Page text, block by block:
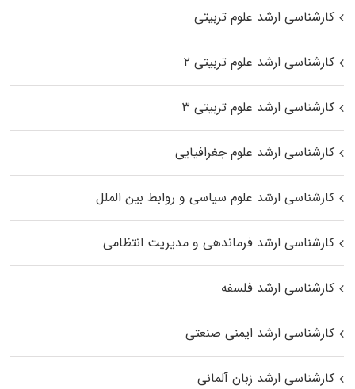
کارشناسی ارشد علوم تربیتی
کارشناسی ارشد علوم تربیتی ۲
کارشناسی ارشد علوم تربیتی ۳
کارشناسی ارشد علوم جغرافیایی
کارشناسی ارشد علوم سیاسی و روابط بین الملل
کارشناسی ارشد فرماندهی و مدیریت انتظامی
کارشناسی ارشد فلسفه
کارشناسی ارشد ایمنی صنعتی
کارشناسی ارشد زبان آلمانی